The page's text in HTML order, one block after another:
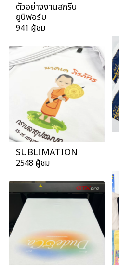
ตัวอย่างงานสกรีน
ยูนิฟอร์ม
941 ผู้ชม
SUBLIMATION
2548 ผู้ชม